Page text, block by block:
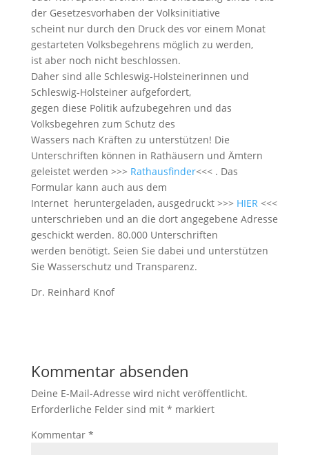
der Gesetzesvorhaben der Volksinitiative
scheint nur durch den Druck des vor einem Monat
gestarteten Volksbegehrens möglich zu werden,
ist aber noch nicht beschlossen.
Daher sind alle Schleswig-Holsteinerinnen und
Schleswig-Holsteiner aufgefordert,
gegen diese Politik aufzubegehren und das
Volksbegehren zum Schutz des
Wassers nach Kräften zu unterstützen! Die
Unterschriften können in Rathäusern und Ämtern
geleistet werden >>> Rathausfinder<<< . Das
Formular kann auch aus dem
Internet heruntergeladen, ausgedruckt >>> HIER<<<
unterschrieben und an die dort angegebene Adresse
geschickt werden. 80.000 Unterschriften
werden benötigt. Seien Sie dabei und unterstützen
Sie Wasserschutz und Transparenz.
Dr. Reinhard Knof
Kommentar absenden
Deine E-Mail-Adresse wird nicht veröffentlicht.
Erforderliche Felder sind mit * markiert
Kommentar *